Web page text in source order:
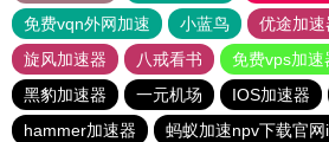
免费vqn外网加速
小蓝鸟 优途加速
旋风加速器
八戒看书
免费vps加速
黑豹加速器
一元机场 IOS加速器
hammer加速器
蚂蚁加速npv下载官网